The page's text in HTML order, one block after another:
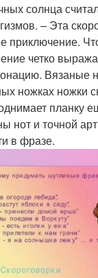
солнца
– Эта
приключение.
четко
Вязаные
ножках ножки
планку
нот и точной
в фразе.